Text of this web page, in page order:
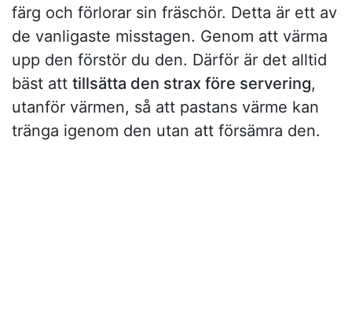
färg och förlorar sin fräschör. Detta är ett av
de vanligaste misstagen. Genom att värma
upp den förstör du den. Därför är det alltid
bäst att tillsätta den strax före servering,
utanför värmen, så att pastans värme kan
tränga igenom den utan att försämra den.